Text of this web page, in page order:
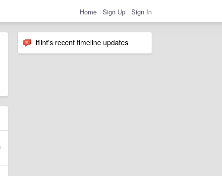
Home Sign Up Sign In
iflint's recent timeline updates